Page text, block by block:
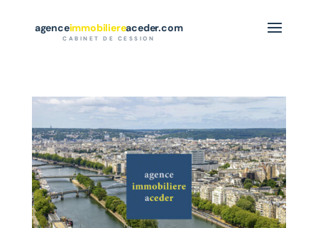
agenceimmobiliereaceder.com
CABINET DE CESSION